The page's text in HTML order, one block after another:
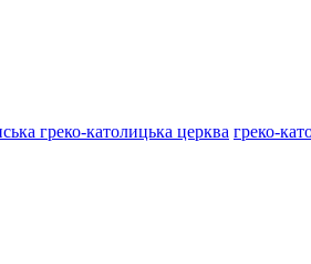
греко-католицька церква греко-